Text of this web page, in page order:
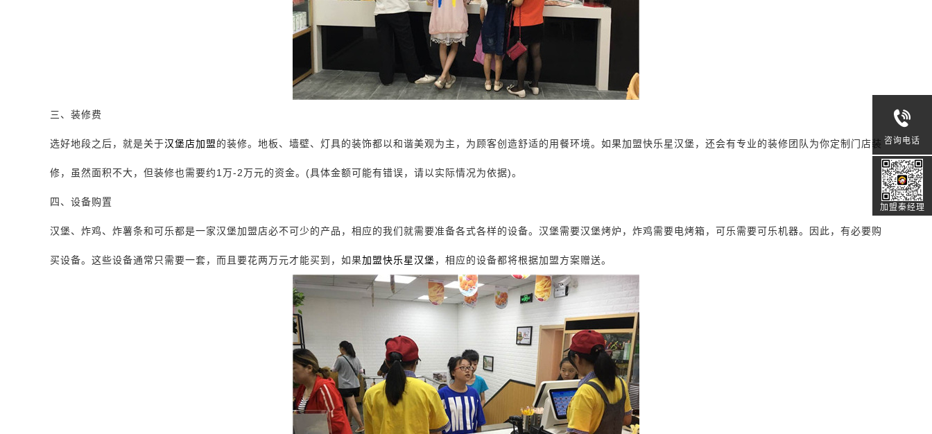
三、装修费
选好地段之后，就是关于汉堡店加盟的装修。地板、墙壁、灯具的装饰都以和谐美观为主，为顾客创造舒适的用餐环境。如果加盟快乐星汉堡，还会有专业的装修团队为你定制门店装
修，虽然面积不大，但装修也需要约1万-2万元的资金。(具体金额可能有错误，请以实际情况为依据)。
四、设备购置
汉堡、炸鸡、炸薯条和可乐都是一家汉堡加盟店必不可少的产品，相应的我们就需要准备各式各样的设备。汉堡需要汉堡烤炉，炸鸡需要电烤箱，可乐需要可乐机器。因此，有必要购
买设备。这些设备通常只需要一套，而且要花两万元才能买到，如果加盟快乐星汉堡 ，相应的设备都将根据加盟方案赠送。
咨询电话
加盟秦经理